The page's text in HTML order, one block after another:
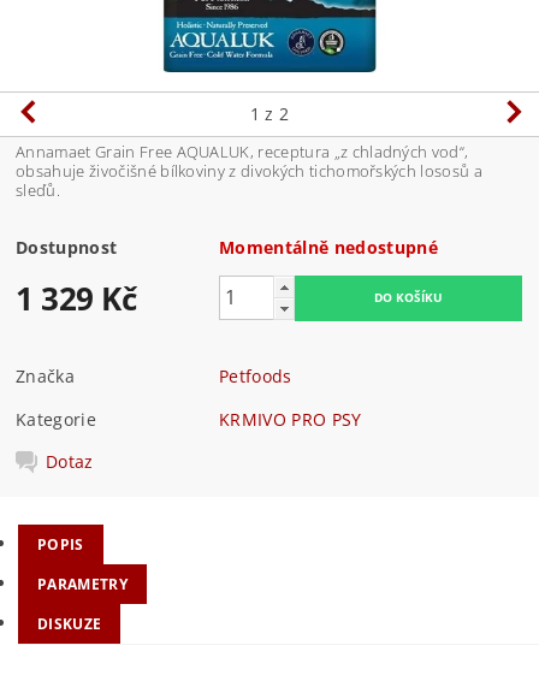
1 z 2
Annamaet Grain Free AQUALUK, receptura „z chladných vod“,
obsahuje živočišné bílkoviny z divokých tichomořských lososů a
sleďů.
Dostupnost Momentálně nedostupné
1 329 Kč
Značka
Petfoods
Kategorie
KRMIVO PRO PSY
Dotaz
POPIS
PARAMETRY
DISKUZE